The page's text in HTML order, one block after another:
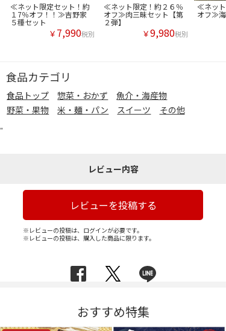
≪ネット限定セット！約
１7％オフ！！≫吉野家
５種セット
￥ 7,990税別
≪ネット限定！約２６％
オフ≫肉三昧セット【第
２弾】
￥9,980税別
≪ネッ
オフ≫海
食品カテゴリ
食品トップ 惣菜・おかず
魚介・海産物
野菜・果物
米・麺・パン スイーツ その他
"
レビュー内容
レビューを投稿する
※レビューの投稿は、ログインが必要です。
※レビューの投稿は、購入した商品に限ります。
おすすめ特集